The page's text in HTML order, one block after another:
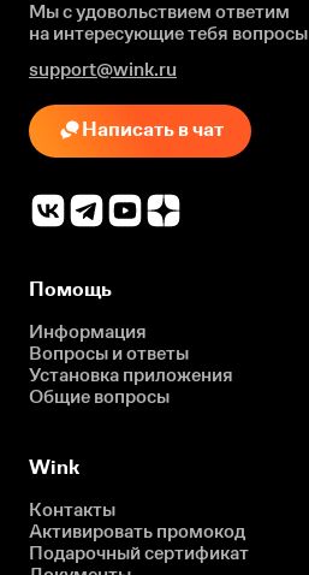
Мы с удовольствием ответим
на интересующиетебя вопросы
support@wink.ru
Написать в чат
Помощь
Информация
Вопросы и ответы
Установка приложения
Общие вопросы
Wink
Контакты
Активировать промокод
Подарочный сертификат